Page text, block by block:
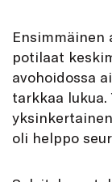
potilaat
avohoidossa
tarkkaa
oli helppo